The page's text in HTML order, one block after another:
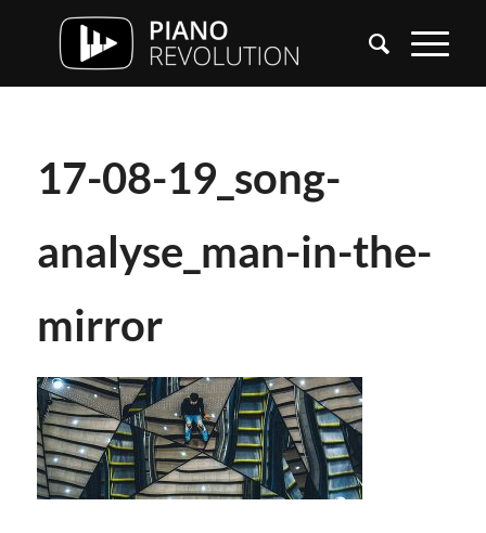
17-08-19_song-
analyse_man-in-the-
mirror